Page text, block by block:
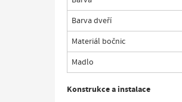
Barva dveří
Materiál bočnic
Madlo
Konstrukce a instalace